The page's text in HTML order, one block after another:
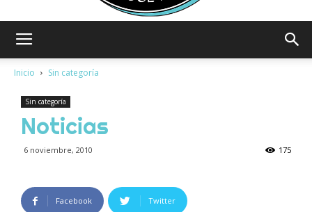
Inicio Sin categoría
Sin categoría
Noticias
6 noviembre, 2010 175
Facebook Twitter